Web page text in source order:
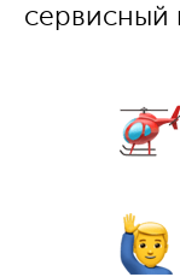
сервисный